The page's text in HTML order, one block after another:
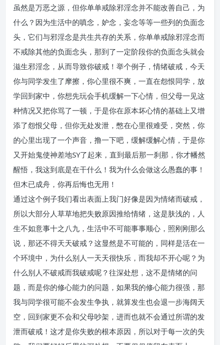
虽然是万恶之源，但你单单戒除邪淫念并不能改善自己，为
什么？因为生活中的嗔念，妒念，妄念等等一些列的负面念
头，它们与邪淫念是共生共存的关系，你单单戒除邪淫念而
不戒除其他的负面念头，那到了一定阶段你的负面念头就会
滋生邪淫念，从而导致你破戒！举个例子，情绪破戒，今天
你与同学发生了摩擦，你心里很不爽，一直在怨恨同学，放
学回到家中，你想先玩会手机缓解一下心情，但父母一见这
种情况又把你骂了一顿，于是你在原本坏心情的基础上又增
添了怨恨父母，但你无处发泄，憋在心里很难受，突然，你
的心里出现了一个声音，撸一下吧，缓解缓解心情，于是你
又开始鬼使神差地SY了起来，直到最后那一刹那，你才幡然
醒悟，我这到底是在干什么！我为什么会做这么愚蠢的事！
但木已成舟，你再后悔也无用！
通过这个例子我们看出表面上我门好像是因为情绪而破戒，
所以大部分人草草地把失败原因推给情绪，这是肤浅的，人
生不如意事十之八九，生活中不可能事事顺心，照刚刚那么
说，那还不得天天破戒？这显然是不可能的，同样是活在一
个环境中，为什么别人一天天很快乐，而我却不开心呢？为
什么别人不破戒而我破戒呢？往深处想，这不是情绪的问
题，而是你的修心能力的问题，如果我的修心能力很强，那
我与同学很可能不会发生争执，就算发生也会退一步海阔天
空，回到家更不会和父母吵架，进而也就不会通过所谓的发
泄而破戒！这才是你失败的根本原因，所以对于每一次的失